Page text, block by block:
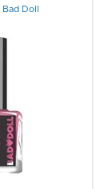
Bad Doll